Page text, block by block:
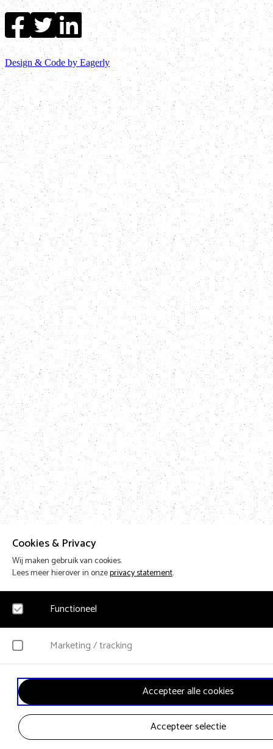
Cookies & Privacy
Wij maken gebruik van cookies.
Lees meer hierover in onzeprivacy statement.
Functioneel
Noodzakelijk
geplaatst. Hierbij worden geen persoonsgegevens verzameld.
Marketing / tracking
YouTube
Klikgedrag, bekeken video’s en aangepaste voorkeuren worden verzameld.
gebruikersgedrag wordt gebruikt voor advertenties.
Vimeo
Accepteer alle cookies
Accepteer selectie
Design & Code by Eagerly